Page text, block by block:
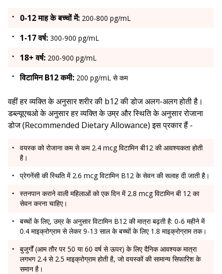
0-12 माह के बच्चों में: 200-800 pg/mL
1-17 वर्ष: 300-900 pg/mL
18+ वर्ष: 200-900 pg/mL
विटामिन B12 कमी: 200 pg/mL से कम
वहीं हर व्यक्ति के अनुसार शरीर की b12 की डोज अलग-अलग होती है।
डब्ल्यूएचओ के अनुसार हर व्यक्ति के उम्र और स्थिति के अनुसार रोजाना
डोज (Recommended Dietary Allowance) इस प्रकार हैं -
वयस्क को रोजाना कम से कम 2.4 mcg विटामिन बी12 की आवश्यकता होती
है।
प्रेगनेंसी की स्थिति में 2.6 mcg विटामिन B12 के सेवन की सलाह दी जाती है।
स्तनपान कराने वाली महिलाओं को एक दिन में 2.8 mcg विटामिन बी 12 का
सेवन करना चाहिए।
बच्चों के लिए, उम्र के अनुसार विटामिन B12 की मात्रा बढ़ती है: 0-6 महीने में
0.4 माइक्रोग्राम से लेकर 9-13 साल के बच्चों के लिए 1.8 माइक्रोग्राम तक।
बुजुर्गों (आम तौर पर 50 या 60 वर्ष से ऊपर) के लिए दैनिक आवश्यक मात्रा
लगभग 2.4 से 2.5 माइक्रोग्राम होती है, जो वयस्कों की सामान्य सिफारिश के
समान है।